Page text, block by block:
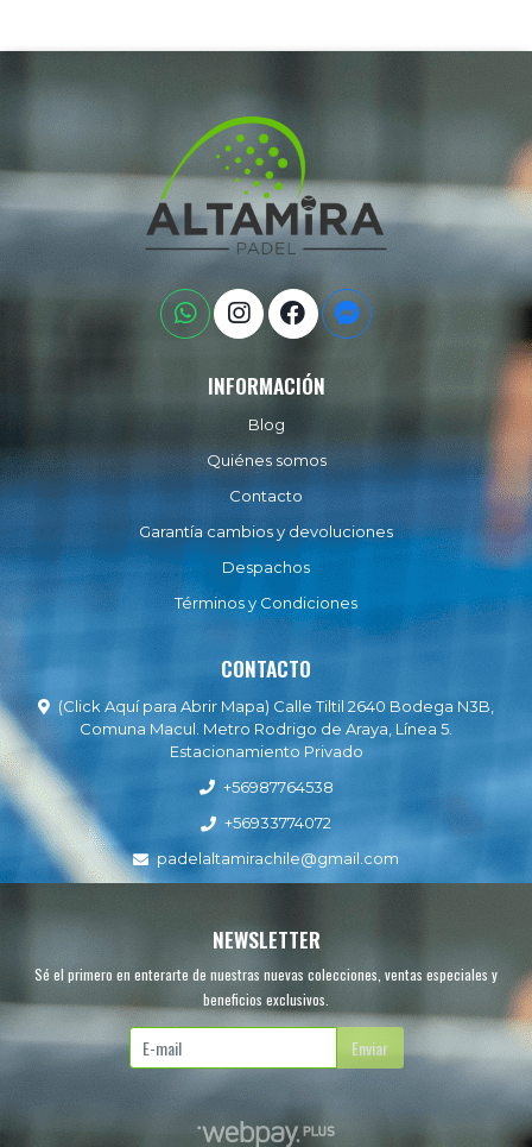
INFORMACIÓN
Blog
Quiénes somos
Contacto
Garantía cambios y devoluciones
Despachos
Términos y Condiciones
CONTACTO
(Click Aquí para Abrir Mapa) Calle Tiltil 2640 Bodega N3B,
Comuna Macul. Metro Rodrigo de Araya, Línea 5.
Estacionamiento Privado
+56987764538
+56933774072
padelaltamirachile@gmail.com
NEWSLETTER
Sé el primero en enterarte de nuestras nuevas colecciones, ventas especiales y
beneficios exclusivos.
Enviar